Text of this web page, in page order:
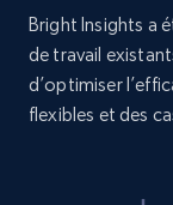
Asin, URL,
price,
1.6K+
Bright Insights a
de travail
d’optimiser
flexibles et des